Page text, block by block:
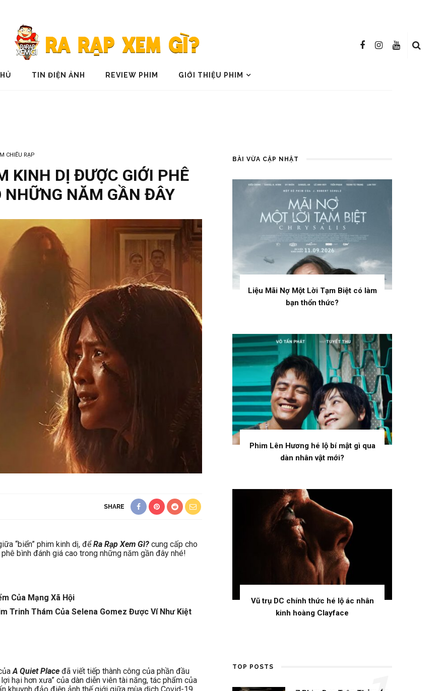
TIN ĐIỆN ẢNH REVIEW PHIM GIỚI THIỆU PHIM
CHIẾU RẠP
KINH DỊ ĐƯỢC GIỚI PHÊ
NHỮNG NĂM GẦN ĐÂY
SHARE
“biển” phim kinh dị, đểRa Rạp Xem Gì? cung cấp cho
bình đánh giá cao trong những năm gần đây nhé!
Của Mạng Xã Hội
Trinh Thám Của Selena Gomez Được Ví Như Kiệt
A Quiet Place đã viết tiếp thành công của phần đầu
hại hơn xưa” của dàn diễn viên tài năng, tác phẩm của
BÀI VỪA CẬP NHẬT
Liệu Mãi Nợ Một Lời Tạm Biệt có làm
bạn thổn thức?
Phim Lên Hương hé lộ bí mật gì qua
dàn nhân vật mới?
Vũ trụ DC chính thức hé lộ ác nhân
kinh hoàng Clayface
TOP POSTS